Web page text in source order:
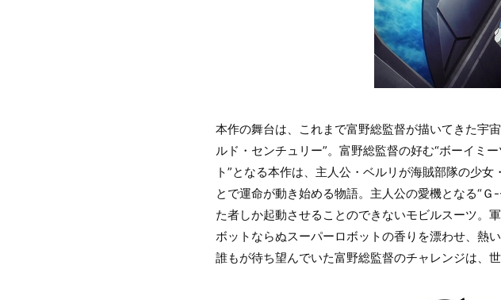
本作の舞台は、これまで富野総監督が描いてきた宇
ルド・センチュリー”。富野総監督の好む“ボーイミ
ト”となる本作は、主人公・ベルリが海賊部隊の少
とで運命が動き始める物語。主人公の愛機となる“
た者しか起動させることのできないモビルスーツ。
ボットならぬスーパーロボットの香りを漂わせ、熱
誰もが待ち望んでいた富野総監督のチャレンジは、